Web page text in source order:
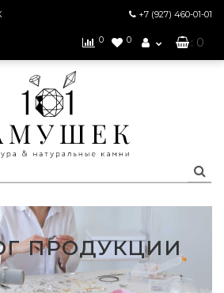
+7 (927) 460-01-01
0 0 : 0
ПРОДУКЦИИ